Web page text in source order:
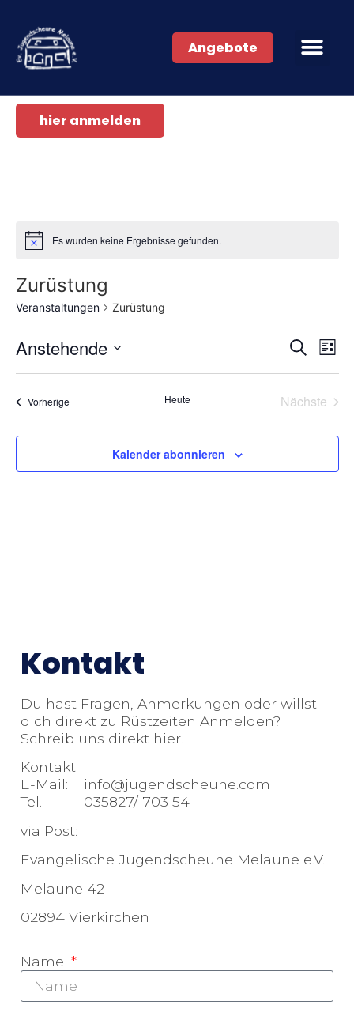
Angebote
hier anmelden
Es wurden keine Ergebnisse gefunden.
Zurüstung
Veranstaltungen Zurüstung
und
SucheListe
Anstehende
wählen.
VorherigeVeranstaltungen Heute Nächste
Kalender abonnieren
Kontakt
Du hast Fragen, Anmerkungen oder willst
dich direkt zu Rüstzeiten Anmelden?
Schreib uns direkt hier!
Kontakt:
E-Mail: info@jugendscheune.com
Tel.: 035827/ 703 54
via Post:
Evangelische Jugendscheune Melaune e.V.
Melaune 42
02894 Vierkirchen
Name